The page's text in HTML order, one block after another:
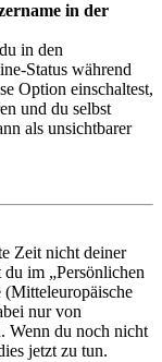
in der
in den
Status während
Option einschaltest,
und du selbst
als unsichtbarer
Zeit nicht deiner
im „Persönlichen
(Mitteleuropäische
nur von
Wenn du noch nicht
jetzt zu tun.